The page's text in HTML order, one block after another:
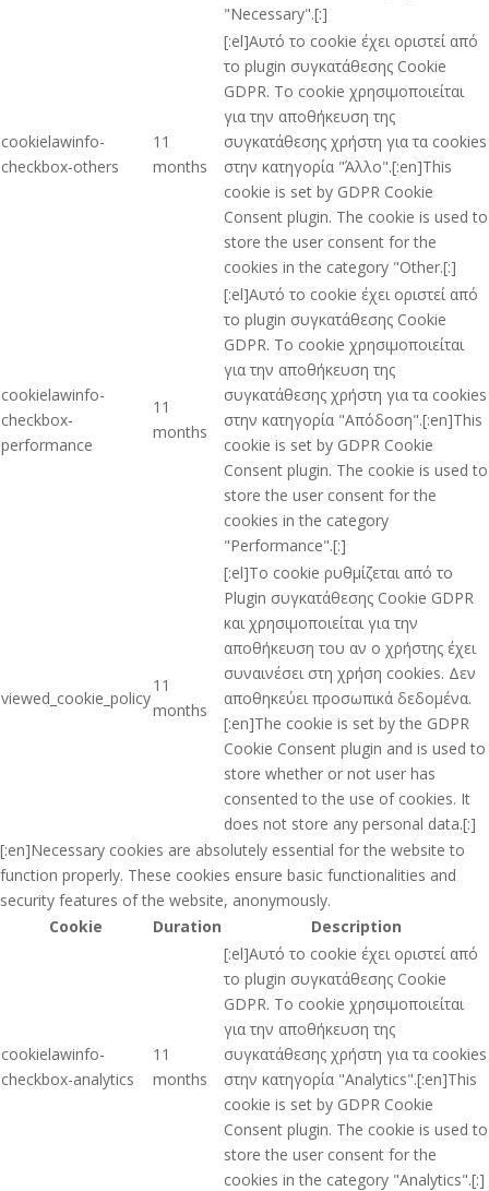
"Necessary".[:]
cookielawinfo-
checkbox-others
11
months
[:el]Αυτό το cookie έχει οριστεί από
το plugin συγκατάθεσης Cookie
GDPR. Το cookie χρησιμοποιείται
για την αποθήκευση της
συγκατάθεσης χρήστη για τα cookies
στην κατηγορία "Άλλο".[:en]This
cookie is set by GDPR Cookie
Consent plugin. The cookie is used to
store the user consent for the
cookies in the category "Other.[:]
cookielawinfo-
checkbox-
performance
11
months
[:el]Αυτό το cookie έχει οριστεί από
το plugin συγκατάθεσης Cookie
GDPR. Το cookie χρησιμοποιείται
για την αποθήκευση της
συγκατάθεσης χρήστη για τα cookies
στην κατηγορία "Απόδοση".[:en]This
cookie is set by GDPR Cookie
Consent plugin. The cookie is used to
store the user consent for the
cookies in the category
"Performance".[:]
viewed_cookie_policy
11
months
[:el]Το cookie ρυθμίζεται από το
Plugin συγκατάθεσης Cookie GDPR
και χρησιμοποιείται για την
αποθήκευση του αν ο χρήστης έχει
συναινέσει στη χρήση cookies. Δεν
αποθηκεύει προσωπικά δεδομένα.
[:en]The cookie is set by the GDPR
Cookie Consent plugin and is used to
store whether or not user has
consented to the use of cookies. It
does not store any personal data.[:]
[:en]Necessary cookies are absolutely essential for the website to
function properly. These cookies ensure basic functionalities and
security features of the website, anonymously.
Cookie
Duration Description
cookielawinfo-
checkbox-analytics
11
months
[:el]Αυτό το cookie έχει οριστεί από
το plugin συγκατάθεσης Cookie
GDPR. Το cookie χρησιμοποιείται
για την αποθήκευση της
συγκατάθεσης χρήστη για τα cookies
στην κατηγορία "Analytics".[:en]This
cookie is set by GDPR Cookie
Consent plugin. The cookie is used to
store the user consent for the
cookies in the category "Analytics".[:]